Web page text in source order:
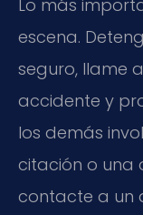
Lo más
escena.
seguro, llame
accidente y
los demás
citación o una
contacte a un